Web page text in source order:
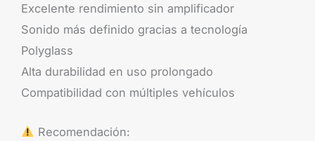
Excelente rendimiento sin amplificador
Sonido más definido gracias a tecnología
Polyglass
Alta durabilidad en uso prolongado
Compatibilidad con múltiples vehículos
Recomendación: